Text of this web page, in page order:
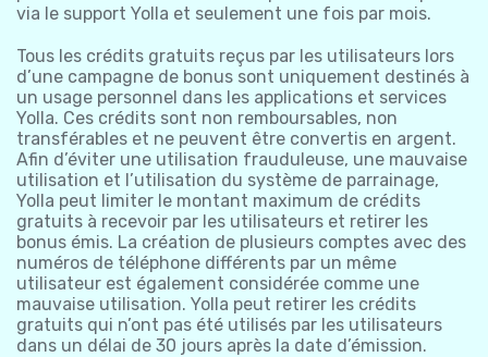
via le support Yolla et seulement une fois par mois.
Tous les crédits gratuits reçus par les utilisateurs lors
d’une campagne de bonus sont uniquement destinés à
un usage personnel dans les applications et services
Yolla. Ces crédits sont non remboursables, non
transférables et ne peuvent être convertis en argent.
Afin d’éviter une utilisation frauduleuse, une mauvaise
utilisation et l’utilisation du système de parrainage,
Yolla peut limiter le montant maximum de crédits
gratuits à recevoir par les utilisateurs et retirer les
bonus émis. La création de plusieurs comptes avec des
numéros de téléphone différents par un même
utilisateur est également considérée comme une
mauvaise utilisation. Yolla peut retirer les crédits
gratuits qui n’ont pas été utilisés par les utilisateurs
dans un délai de 30 jours après la date d’émission.